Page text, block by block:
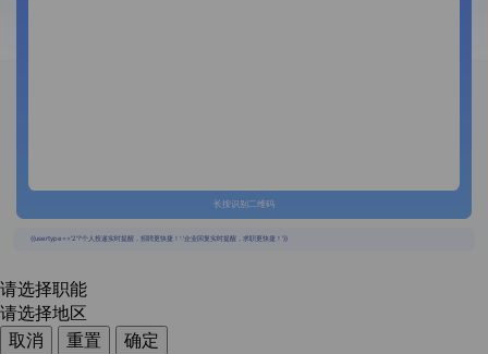
长按识别二维码
{{usertype=='2'?'个人投递实时提醒，招聘更快捷！':'企业回复实时提醒，求职更快捷！'}}
请选择职能
请选择地区
取消
重置
确定